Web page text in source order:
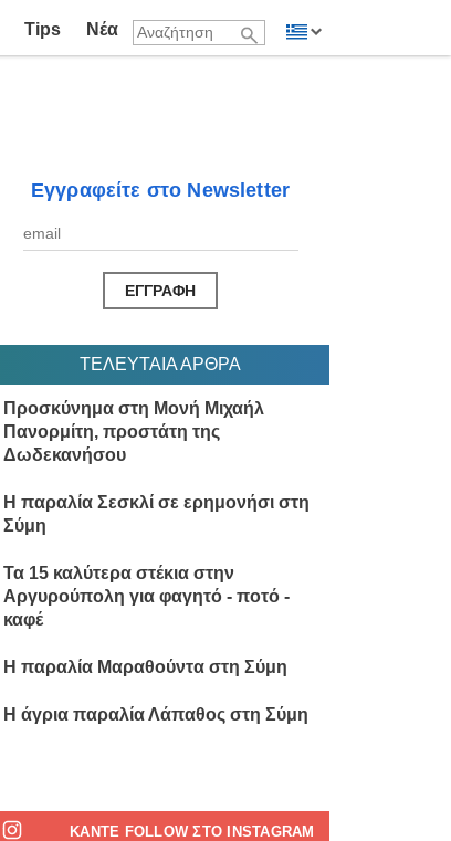
Tips Νέα
Εγγραφείτε στο Newsletter
ΤΕΛΕΥΤΑΙΑ ΑΡΘΡΑ
Προσκύνημα στη Μονή Μιχαήλ
Πανορμίτη, προστάτη της
Δωδεκανήσου
Η παραλία Σεσκλί σε ερημονήσι στη
Σύμη
Τα 15 καλύτερα στέκια στην
Αργυρούπολη για φαγητό - ποτό -
καφέ
Η παραλία Μαραθούντα στη Σύμη
Η άγρια παραλία Λάπαθος στη Σύμη
ΚΑΝΤΕ FOLLOW ΣΤΟ INSTAGRAM